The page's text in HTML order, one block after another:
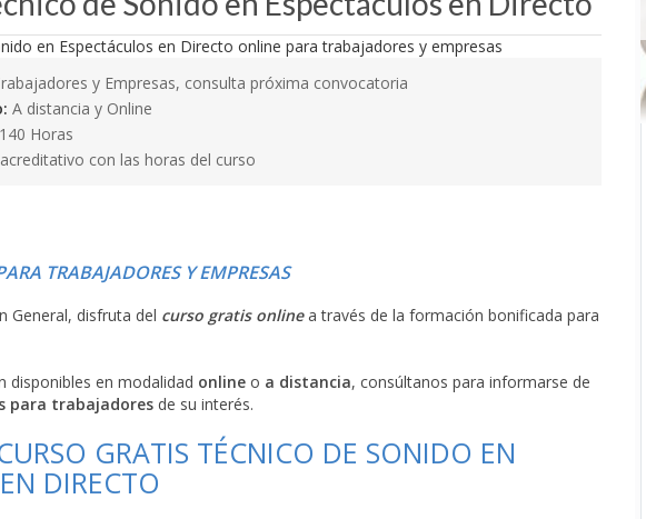
y Empresas, consulta próxima convocatoria
A distancia y Online
140 Horas
con las horas del curso
TRABAJADORES Y EMPRESAS
General, disfruta del curso gratis onlinea través de la formación bonificada para
disponibles en modalidad online o a distancia, consúltanos para informarse de
para trabajadores de su interés.
GRATIS TÉCNICO DE SONIDO EN
DIRECTO